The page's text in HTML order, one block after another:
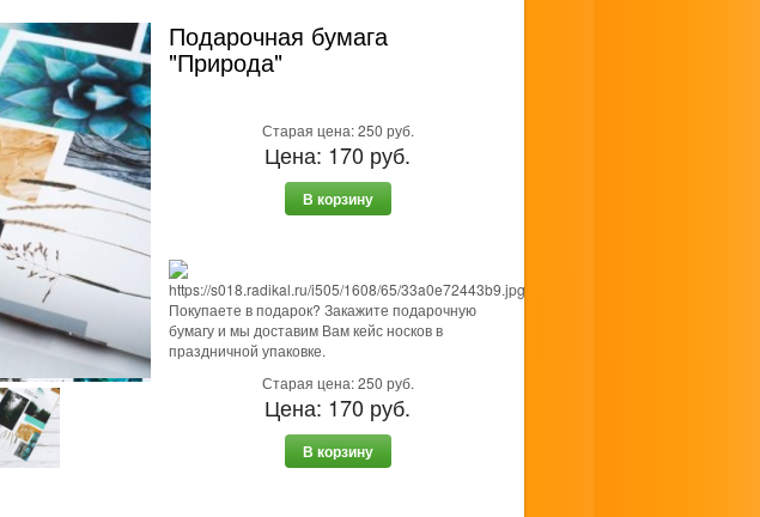
Подарочная бумага
"Природа"
Старая цена:250 руб.
Цена: 170 руб.
В корзину
Покупаете в подарок? Закажите подарочную
бумагу и мы доставим Вам кейс носков в
праздничной упаковке.
Старая цена:250 руб.
Цена: 170 руб.
В корзину